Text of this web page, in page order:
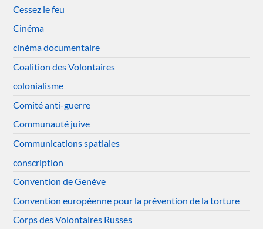
Cessez le feu
Cinéma
cinéma documentaire
Coalition des Volontaires
colonialisme
Comité anti-guerre
Communauté juive
Communications spatiales
conscription
Convention de Genève
Convention européenne pour la prévention de la torture
Corps des Volontaires Russes